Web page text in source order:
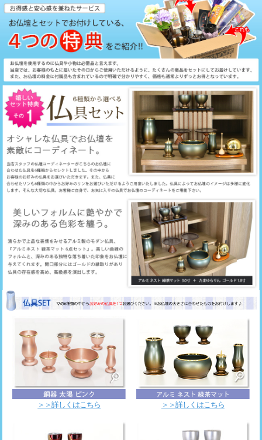
＞＞詳しくはこちら ＞＞詳しくはこちら